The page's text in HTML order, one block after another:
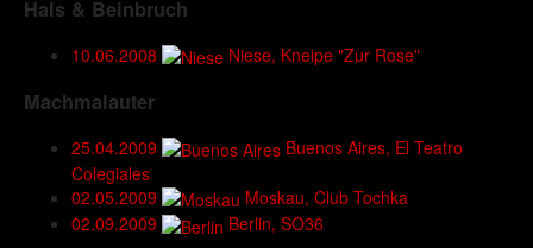
Hals & Beinbruch
10.06.2008 Niese, Kneipe "Zur Rose"
Machmalauter
25.04.2009
Buenos Aires, El Teatro
Colegiales
02.05.2009
Moskau, Club Tochka
02.09.2009
Berlin, SO36